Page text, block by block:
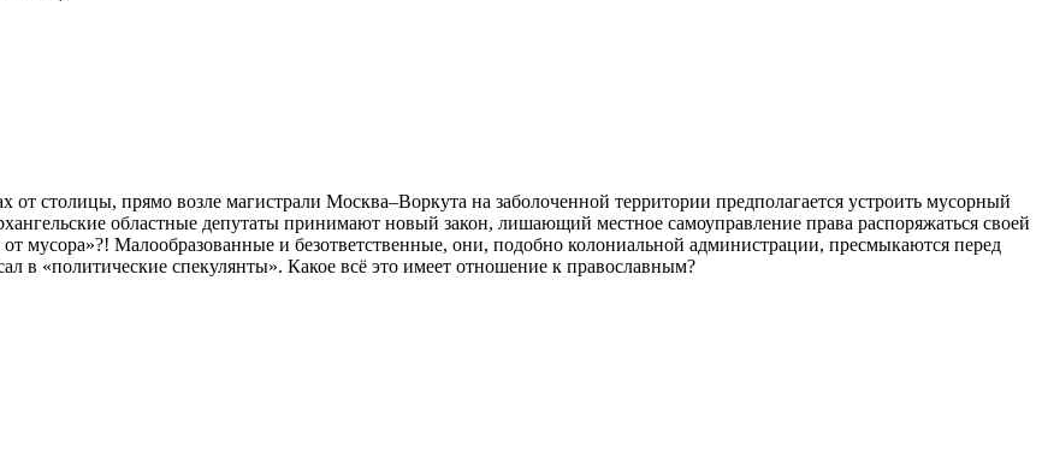
столицы, прямо возле магистрали Москва–Воркута на заболоченной территории предполагается устроить мусорный
областные депутаты принимают новый закон, лишающий местное самоуправление права распоряжаться своей
мусора»?! Малообразованные и безответственные, они, подобно колониальной администрации, пресмыкаются перед
в «политические спекулянты». Какое всё это имеет отношение к православным?